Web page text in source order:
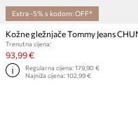
Extra -5% s kodom: OFF*
Trenutna cijena:
93,99 €
Regularna cijena: 179,90 €
Najniža cijena: 102,99 €